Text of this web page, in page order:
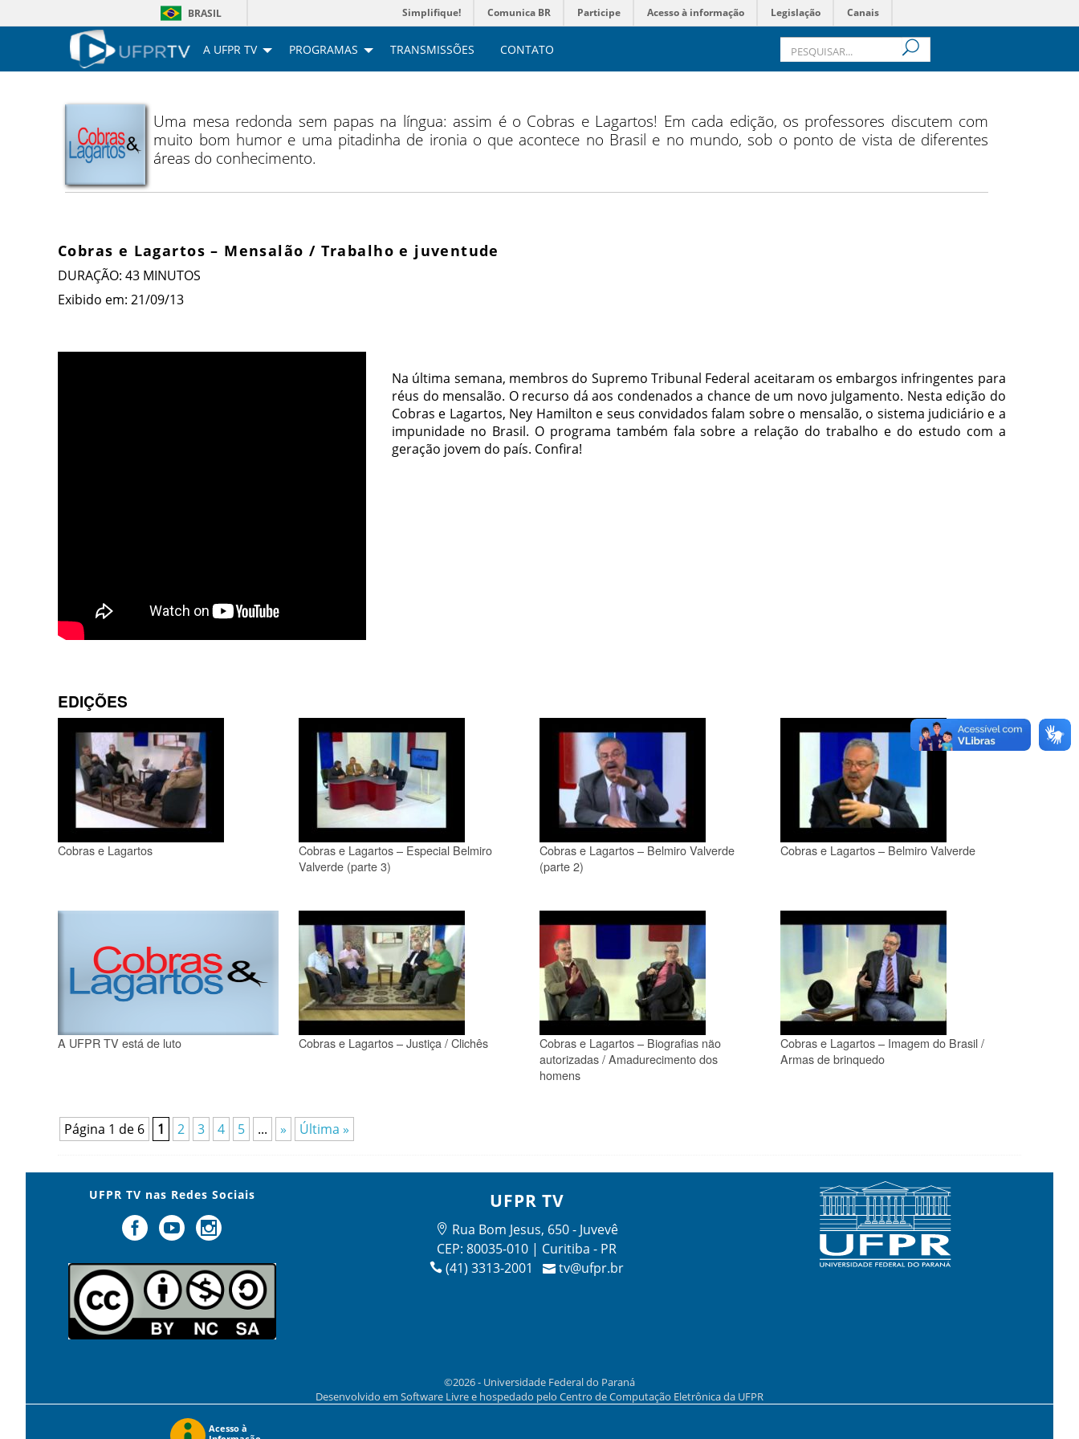
BRASIL Simplifique! Comunica BR Participe Acesso à informação Legislação Canais
A UFPR TV PROGRAMAS TRANSMISSÕES CONTATO
Uma mesa redonda sem papas na língua: assim é o Cobras e Lagartos! Em cada edição, os professores discutem com
muito bom humor e uma pitadinha de ironia o que acontece no Brasil e no mundo, sob o ponto de vista de diferentes
áreas do conhecimento.
Cobras e Lagartos – Mensalão / Trabalho e juventude
DURAÇÃO: 43 MINUTOS
Exibido em: 21/09/13
Na última semana, membros do Supremo Tribunal Federal aceitaram os embargos infringentes para
réus do mensalão. O recurso dá aos condenados a chance de um novo julgamento. Nesta edição do
Cobras e Lagartos, Ney Hamilton e seus convidados falam sobre o mensalão, o sistema judiciário e a
impunidade no Brasil. O programa também fala sobre a relação do trabalho e do estudo com a
geração jovem do país. Confira!
EDIÇÕES
Cobras e Lagartos
Cobras e Lagartos – Especial Belmiro
Valverde (parte 3)
Cobras e Lagartos – Belmiro Valverde
(parte 2)
Cobras e Lagartos – Belmiro Valverde
A UFPR TV está de luto Cobras e Lagartos – Justiça / Clichês
Cobras e Lagartos – Biografias não
autorizadas / Amadurecimento dos
homens
Cobras e Lagartos – Imagem do Brasil /
Armas de brinquedo
Página 1 de 6 1 2 3 4 5 ... » Última »
UFPR TV nas Redes Sociais UFPR TV
Rua Bom Jesus, 650 - Juvevê
CEP: 80035-010 | Curitiba - PR
(41) 3313-2001
tv@ufpr.br
©2026 - Universidade Federal do Paraná
Desenvolvido em Software Livre e hospedado pelo Centro de Computação Eletrônica da UFPR